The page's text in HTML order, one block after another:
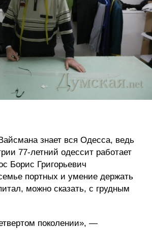
знает вся Одесса, ведь
77-летний одессит работает
Борис Григорьевич
портных и умение держать
можно сказать, с грудным
поколении», —